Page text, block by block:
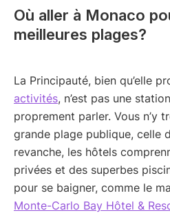
Où aller à Monaco
meilleures plages?
La Principauté, bien qu’elle
activités, n’est pas une
proprement parler. Vous n’y
grande plage publique, celle
revanche, les hôtels
privées et des superbes
pour se baigner, comme le
Monte-Carlo Bay Hôtel &